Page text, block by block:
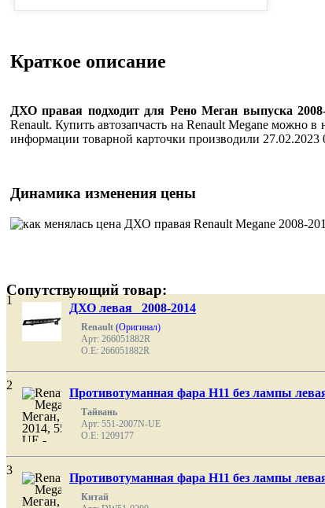
Краткое описание
ДХО правая подходит для Рено Меган выпуска 2008-
Renault. Купить автозапчасть на Renault Megane можно
информации товарной карточки производили 27.02.2023
Динамика изменения цены
Сопутствующий товар:
1
ДХО левая 2008-2014
Renault (Оригинал)
Арт: 266051882R
O.E: 266051882R
2
Противотуманная фара H11 без лампы
Тайвань
Арт: 551-2007N-UE
O.E: 1209177
3
Противотуманная фара H11 без лампы
Китай